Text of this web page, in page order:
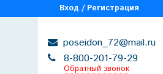
Вход / Регистрация
poseidon_72@mail.ru
8-800-201-79-29
Обратный звонок